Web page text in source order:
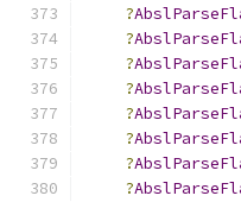
?
?
?
?
?
?
?
?